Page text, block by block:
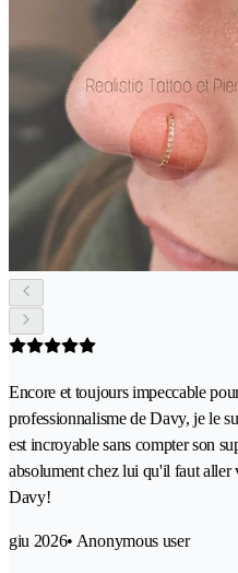
Encore et toujours impeccable
professionnalisme de Davy, je le
est incroyable sans compter son
absolument chez lui qu'il faut aller
Davy!
giu 2026• Anonymous user